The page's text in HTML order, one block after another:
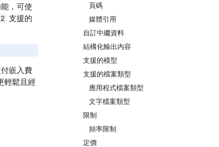
頁碼
媒體引用
自訂中繼資料
結構化輸出內容
支援的模型
支援的檔案類型
應用程式檔案類型
文字檔案類型
限制
頻率限制
定價
，可使
支援的
嵌入費
輕鬆且經